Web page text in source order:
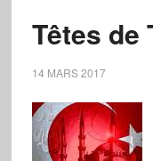
Têtes de
14 MARS 2017